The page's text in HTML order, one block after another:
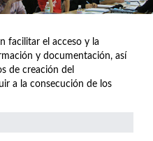
facilitar el acceso y la
y documentación, así
de creación del
a la consecución de los